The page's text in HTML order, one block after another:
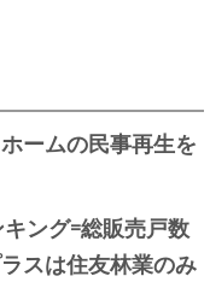
ームの民事再生を
ング=総販売戸数
スは住友林業のみ